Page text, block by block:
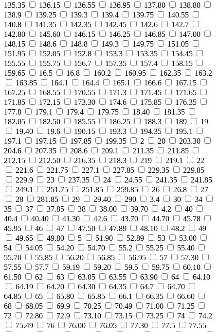
135.35
136.15 136.55 136.95 137.80
138.80
138.9
139.25 139.3 139.4 139.75
140.55
140.8
141.35 142.35 142.45 142.6
142.7
142.80
145.60 146.15 146.25 146.85
147.00
148.15
148.6 148.8 149.3 149.75
151.05
151.95
152.05 152.8 153.3 153.35
154.45
155.55
155.75 156.7 157.35 157.4
158.15
159.65
16.5 16.8 160.2 160.95 162.35
163.2
163.85
164.1 164.4 165.1 166.6
167.15
167.25
168.55 170.55 171.3 171.45
171.65
171.85
172.15 173.30 174.6 175.85
176.35
177.8
179.1 179.4 179.75 18.40
181.35
182.05
182.50 185.55 186.25 188.3 189
19
19.40
19.6 190.15 193.3 194.35
195.1
197.1
197.15 197.85 199.35 2 20
203.30
204.6
207.35 208.6 209.1 211.35
211.85
212.15
212.50 216.35 218.3 219 219.1
22
221.6
221.75 227.1 227.85 229.35
229.85
229.9
23 237.35 24 24.55 241.35
241.85
249.1
251.75 251.85 259.85 26 26.8
27
28
281.85 29 29.40 290 3.4 30
34
35
37 37.85 38 38.00 39.70 4.2
40
40.4
40.40 41.30 42.6 43.70 44.70
45.78
45.95
46 47 47.50 47.89 48.10 48.2
49
49.65
49.80 5 51.90 52.89 53
53.00
54
54.05 54.20 54.70 55.2 55.25
55.40
55.70
55.85 56.20 56.85 56.95 57
57.30
57.55
57.7 59.19 59.20 59.5 59.75
60.10
61.50
62 63 63.05 63.55 63.90 64
64.10
64.19
64.20 64.30 64.35 64.7
64.70
64.85
65 65.80 65.85 66.1 66.35
66.60
68
68.05 69.9 70.25 70.49 71.00
71.25
72
72.80 72.9 73.10 73.15 73.25 74
74.2
75.49
76 76.00 76.05 77.30 77.5
77.55